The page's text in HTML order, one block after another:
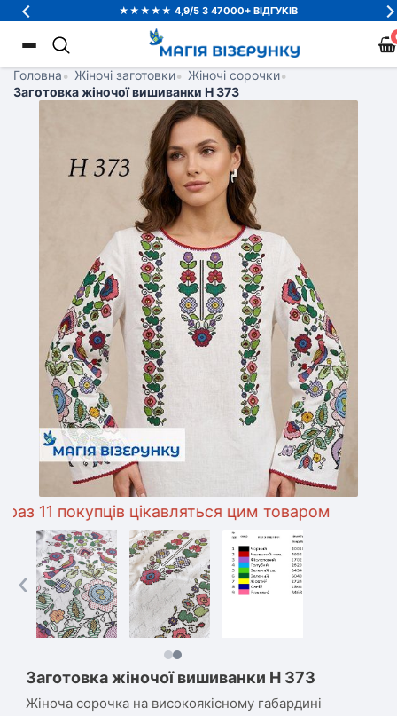
★★★★★ 4,9/5 З 47000+ ВІДГУКІВ
Головна• Жіночі заготовки• Жіночі сорочки•
Заготовка жіночої вишиванки Н 373
11 покупців цікавляться цим товаром
‹
Заготовка жіночої вишиванки Н 373
Жіноча сорочка на високоякісному габардині